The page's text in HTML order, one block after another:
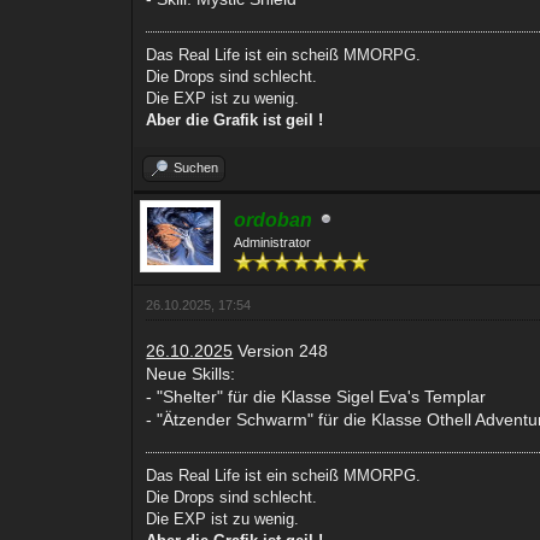
Das Real Life ist ein scheiß MMORPG.
Die Drops sind schlecht.
Die EXP ist zu wenig.
Aber die Grafik ist geil !
Suchen
ordoban
Administrator
26.10.2025, 17:54
26.10.2025 Version 248
Neue Skills:
- "Shelter" für die Klasse Sigel Eva's Templar
- "Ätzender Schwarm" für die Klasse Othell
Das Real Life ist ein scheiß MMORPG.
Die Drops sind schlecht.
Die EXP ist zu wenig.